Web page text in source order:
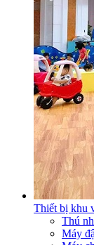
Thiết bị khu
Thú
Máy